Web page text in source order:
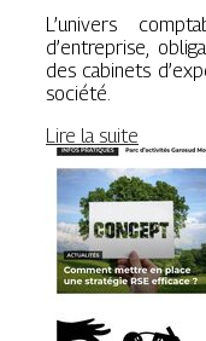
L’univers
d’entreprise,
des cabinets
société.
Lire la suite